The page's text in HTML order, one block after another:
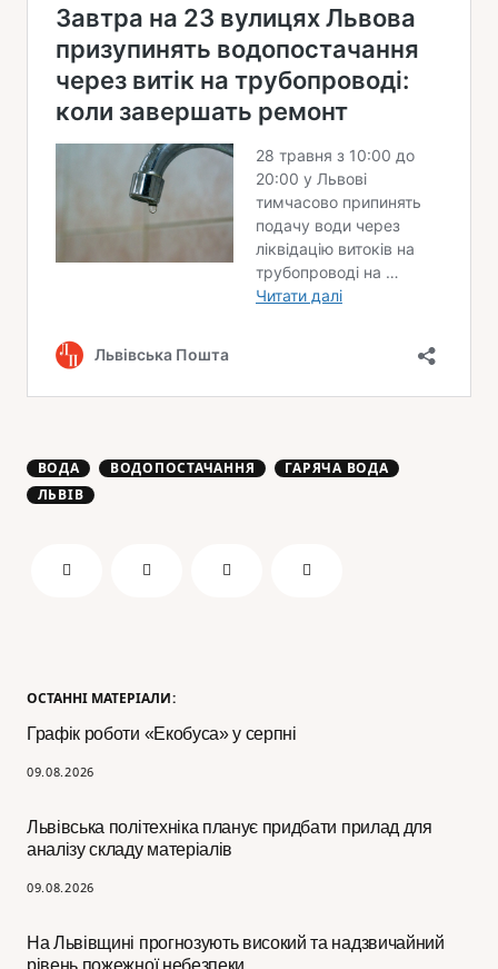
ОСТАННІ МАТЕРІАЛИ:
Графік роботи «Екобуса» у серпні
09.08.2026
Львівська політехніка планує придбати прилад для
аналізу складу матеріалів
09.08.2026
На Львівщині прогнозують високий та надзвичайний
рівень пожежної небезпеки
ВОДА ВОДОПОСТАЧАННЯ
ГАРЯЧА ВОДА
ЛЬВІВ